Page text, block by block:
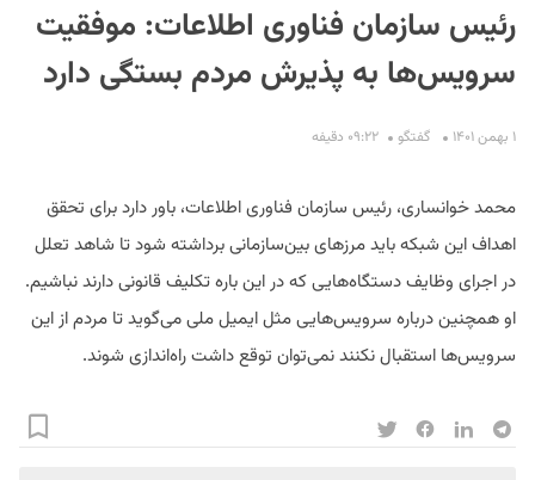
رئیس سازمان فناوری اطلاعات: موفقیت
سرویس‌ها به پذیرش مردم بستگی دارد
۱ بهمن ۱۴۰۱ گفتگو ۰۹:۲۲ دقیفه
محمد خوانساری، رئیس سازمان فناوری اطلاعات، باور دارد برای تحقق
اهداف این شبکه باید مرزهای بین‌‌سازمانی برداشته شود تا شاهد تعلل
در اجرای وظایف دستگاه‌هایی که در این ‌باره تکلیف قانونی دارند نباشیم.
او همچنین درباره سرویس‌هایی مثل ایمیل ملی می‌گوید تا مردم از این
سرویس‌ها استقبال نکنند نمی‌توان توقع داشت راه‌اندازی شوند.